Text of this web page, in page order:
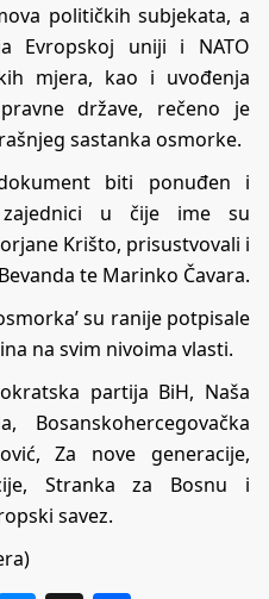
političkih subjekata, a
Evropskoj uniji i NATO
mjera, kao i uvođenja
države, rečeno je
sastanka osmorke.
biti ponuđen i
zajednici u čije ime su
Krišto, prisustvovali i
te Marinko Čavara.
su ranije potpisale
na svim nivoima vlasti.
partija BiH, Naša
Za nove generacije,
Stranka za Bosnu i
savez.